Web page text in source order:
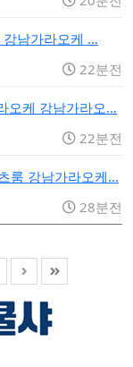
강남가라오케 …
22분전
오케 강남가라오…
22분전
룸 강남가라오케…
28분전